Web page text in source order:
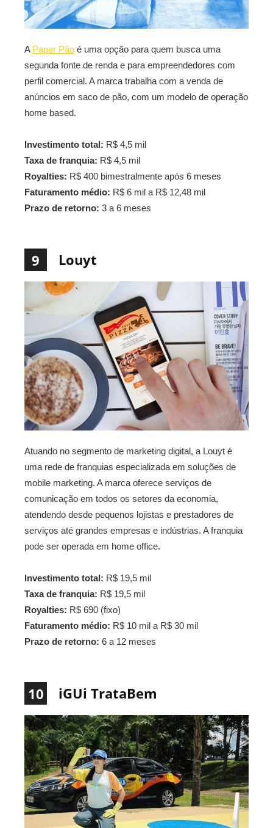
A Paper Pão é uma opção para quem busca uma
segunda fonte de renda e para empreendedores com
perfil comercial. A marca trabalha com a venda de
anúncios em saco de pão, com um modelo de operação
home based.
Investimento total: R$ 4,5 mil
Taxa de franquia: R$ 4,5 mil
Royalties: R$ 400 bimestralmente após 6 meses
Faturamento médio: R$ 6 mil a R$ 12,48 mil
Prazo de retorno: 3 a 6 meses
9 Louyt
Atuando no segmento de marketing digital, a Louyt é
uma rede de franquias especializada em soluções de
mobile marketing. A marca oferece serviços de
comunicação em todos os setores da economia,
atendendo desde pequenos lojistas e prestadores de
serviços até grandes empresas e indústrias. A franquia
pode ser operada em home office.
Investimento total: R$ 19,5 mil
Taxa de franquia: R$ 19,5 mil
Royalties: R$ 690 (fixo)
Faturamento médio: R$ 10 mil a R$ 30 mil
Prazo de retorno: 6 a 12 meses
10 iGUi TrataBem